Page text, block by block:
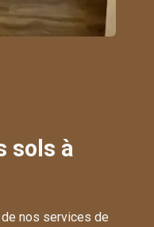
sols à
nos services de